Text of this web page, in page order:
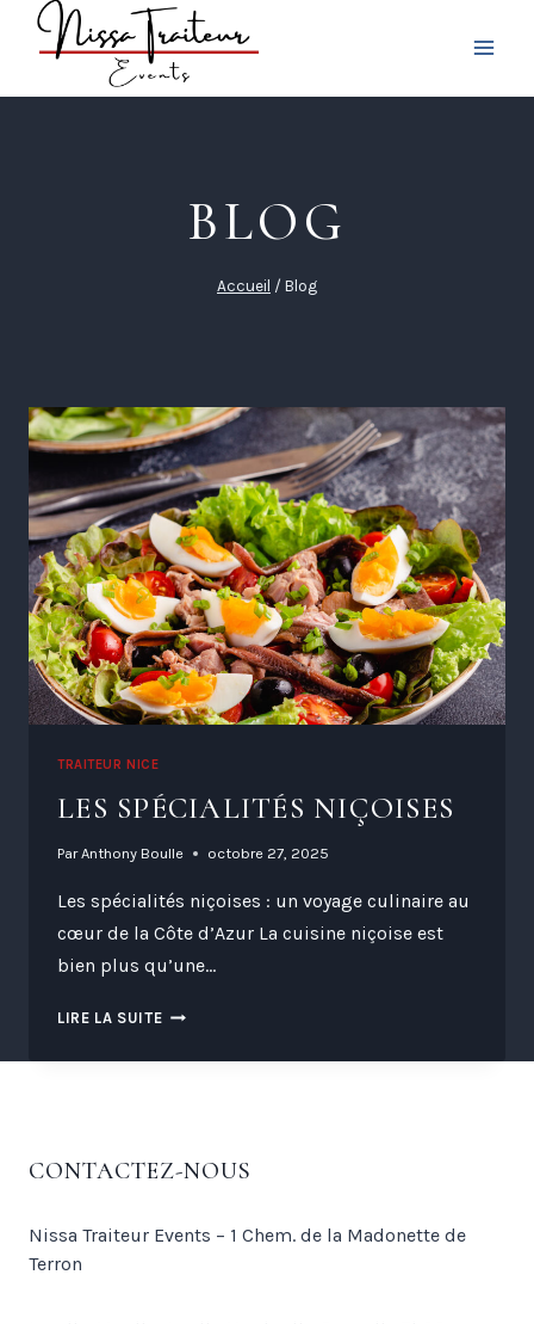
Aller
BLOG
Accueil / Blog
TRAITEUR NICE
LES SPÉCIALITÉS NIÇOISES
Par Anthony Boulle octobre 27, 2025
Les spécialités niçoises : un voyage culinaire au
cœur de la Côte d’Azur La cuisine niçoise est
bien plus qu’une…
LIRE LA SUITELES
NIÇOISES
CONTACTEZ-NOUS
Nissa Traiteur Events – 1 Chem. de la Madonette de
Terron